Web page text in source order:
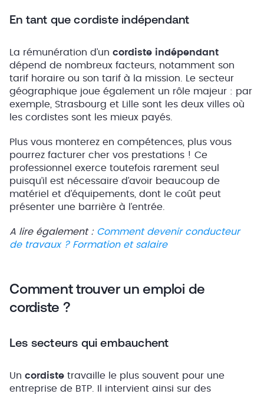
En tant que cordiste indépendant
La rémunération d’un cordiste indépendant
dépend de nombreux facteurs, notamment son
tarif horaire ou son tarif à la mission. Le secteur
géographique joue également un rôle majeur : par
exemple, Strasbourg et Lille sont les deux villes où
les cordistes sont les mieux payés.
Plus vous monterez en compétences, plus vous
pourrez facturer cher vos prestations ! Ce
professionnel exerce toutefois rarement seul
puisqu’il est nécessaire d’avoir beaucoup de
matériel et d’équipements, dont le coût peut
présenter une barrière à l’entrée.
A lire également : Comment devenir conducteur
de travaux ? Formation et salaire
Comment trouver un emploi de
cordiste ?
Les secteurs qui embauchent
Un cordiste travaille le plus souvent pour une
entreprise de BTP. Il intervient ainsi sur des